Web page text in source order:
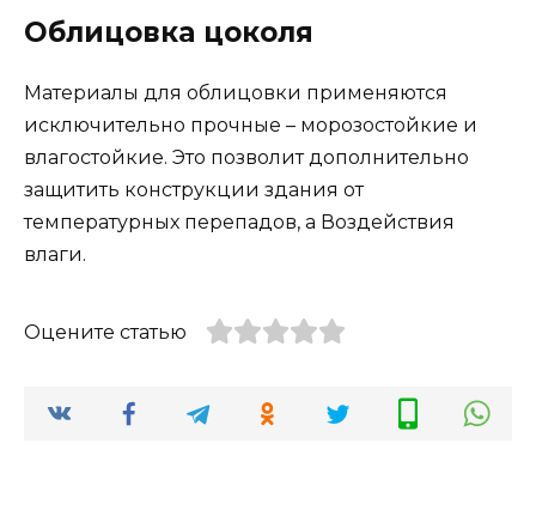
Облицовка цоколя
Материалы для облицовки применяются
исключительно прочные – морозостойкие и
влагостойкие. Это позволит дополнительно
защитить конструкции здания от
температурных перепадов, а Воздействия
влаги.
Оцените статью